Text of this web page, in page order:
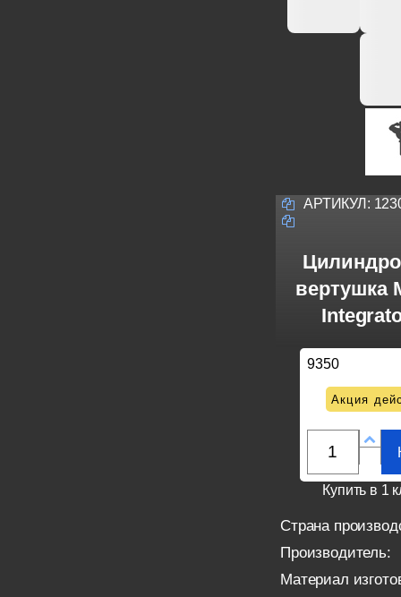
АРТИКУЛ:
вертушка
9350
Акция
Купить в 1
Страна
Производитель:
Материал